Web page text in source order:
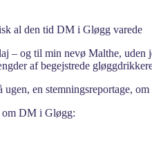
al den tid DM i Gløgg varede
og til min nevø Malthe, uden
af begejstrede
ugen, en stemningsreportage,
om DM i Gløgg: